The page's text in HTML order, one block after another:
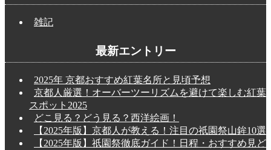
雑記
最新エントリー
2025年 京都おすすめ紅葉名所と見頃予想
京都人厳選！オーバーツーリズムを避けて楽しむ紅葉
スポット2025
どこ見る？どう見る？西洋絵画！
【2025年版】京都人が教える！注目の祇園祭山鉾10選
【2025年版】祇園祭徹底ガイド！日程・おすすめ見ど